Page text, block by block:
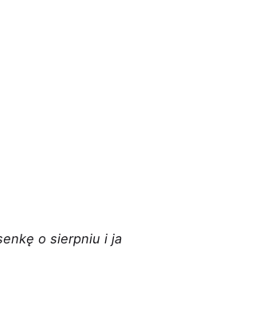
o sierpniu i ja